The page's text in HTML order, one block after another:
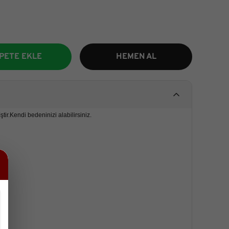
EKLE HEMEN AL
bedeninizi alabilirsiniz.